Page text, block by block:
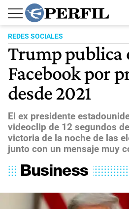
REDES SOCIALES
Trump publica
Facebook por
desde 2021
El ex presidente
videoclip de 12 segundos
victoria de la noche de las
junto con un mensaje muy